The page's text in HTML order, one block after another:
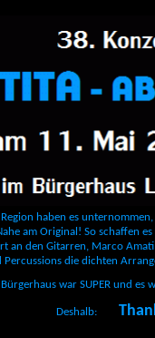
haben es
am Original! So schaffen
an den Gitarren, Marco
Percussions die dichten
war SUPER und es
Deshalb: